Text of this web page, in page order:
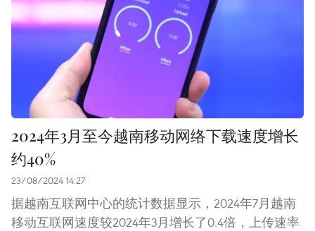
2024年3月至今越南移动网络下载速度增长
约40%
23/08/2024 14:27
据越南互联网中心的统计数据显示，2024年7月越南
移动互联网速度较2024年3月增长了0.4倍，上传速率